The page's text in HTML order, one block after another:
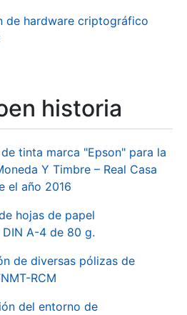
de hardware criptográfico
historia
tinta marca "Epson" para la
Y Timbre – Real Casa
el año 2016
hojas de papel
A-4 de 80 g.
de diversas pólizas de
RCM
del entorno de